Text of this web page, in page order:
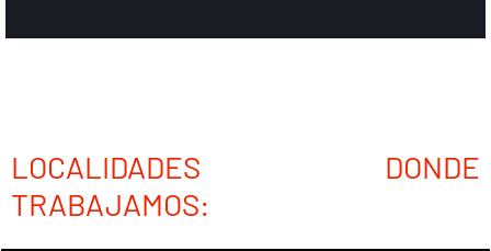
LOCALIDADES DONDE
TRABAJAMOS: